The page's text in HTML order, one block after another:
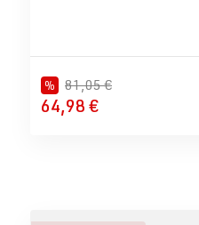
% 81,05 €
64,98 €